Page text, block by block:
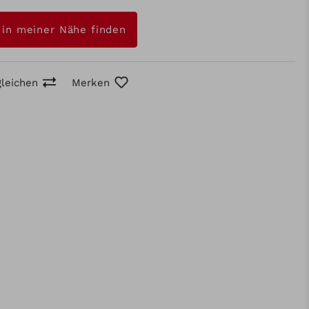
meiner Nähe finden
Merken